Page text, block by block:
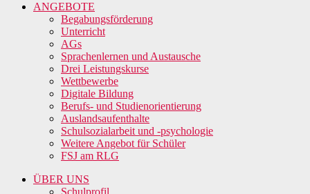
ANGEBOTE
Begabungsförderung
Unterricht
AGs
Sprachenlernen und Austausche
Drei Leistungskurse
Wettbewerbe
Digitale Bildung
Berufs- und Studienorientierung
Auslandsaufenthalte
Schulsozialarbeit und -psychologie
Weitere Angebot für Schüler
FSJ am RLG
ÜBER UNS